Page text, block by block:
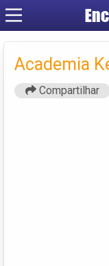
Academia
Compartilhar